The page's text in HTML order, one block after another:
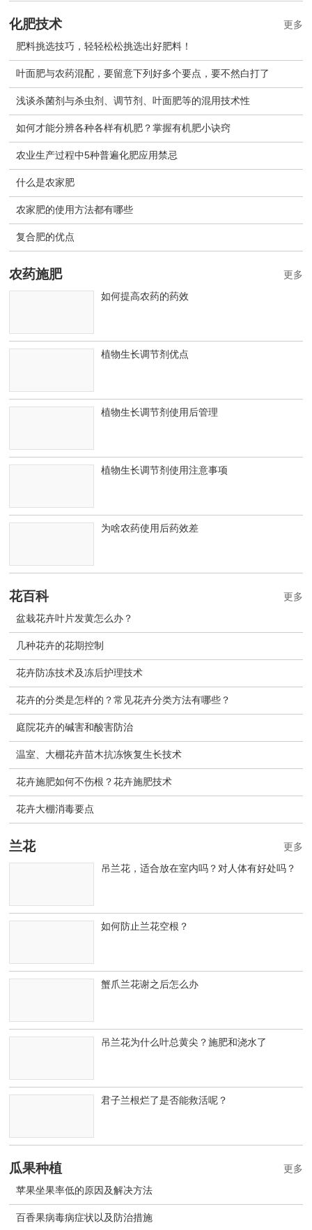
化肥技术
肥料挑选技巧，轻轻松松挑选出好肥料！
叶面肥与农药混配，要留意下列好多个要点，要不然白打了
浅谈杀菌剂与杀虫剂、调节剂、叶面肥等的混用技术性
如何才能分辨各种各样有机肥？掌握有机肥小诀窍
农业生产过程中5种普遍化肥应用禁忌
什么是农家肥
农家肥的使用方法都有哪些
复合肥的优点
更多
农药施肥
如何提高农药的药效
植物生长调节剂优点
植物生长调节剂使用后管理
植物生长调节剂使用注意事项
为啥农药使用后药效差
更多
花百科
盆栽花卉叶片发黄怎么办？
几种花卉的花期控制
花卉防冻技术及冻后护理技术
花卉的分类是怎样的？常见花卉分类方法有哪些？
庭院花卉的碱害和酸害防治
温室、大棚花卉苗木抗冻恢复生长技术
花卉施肥如何不伤根？花卉施肥技术
花卉大棚消毒要点
更多
兰花
吊兰花，适合放在室内吗？对人体有好处吗？
如何防止兰花空根？
蟹爪兰花谢之后怎么办
吊兰花为什么叶总黄尖？施肥和浇水了
君子兰根烂了是否能救活呢？
更多
瓜果种植
苹果坐果率低的原因及解决方法
百香果病毒病症状以及防治措施
更多